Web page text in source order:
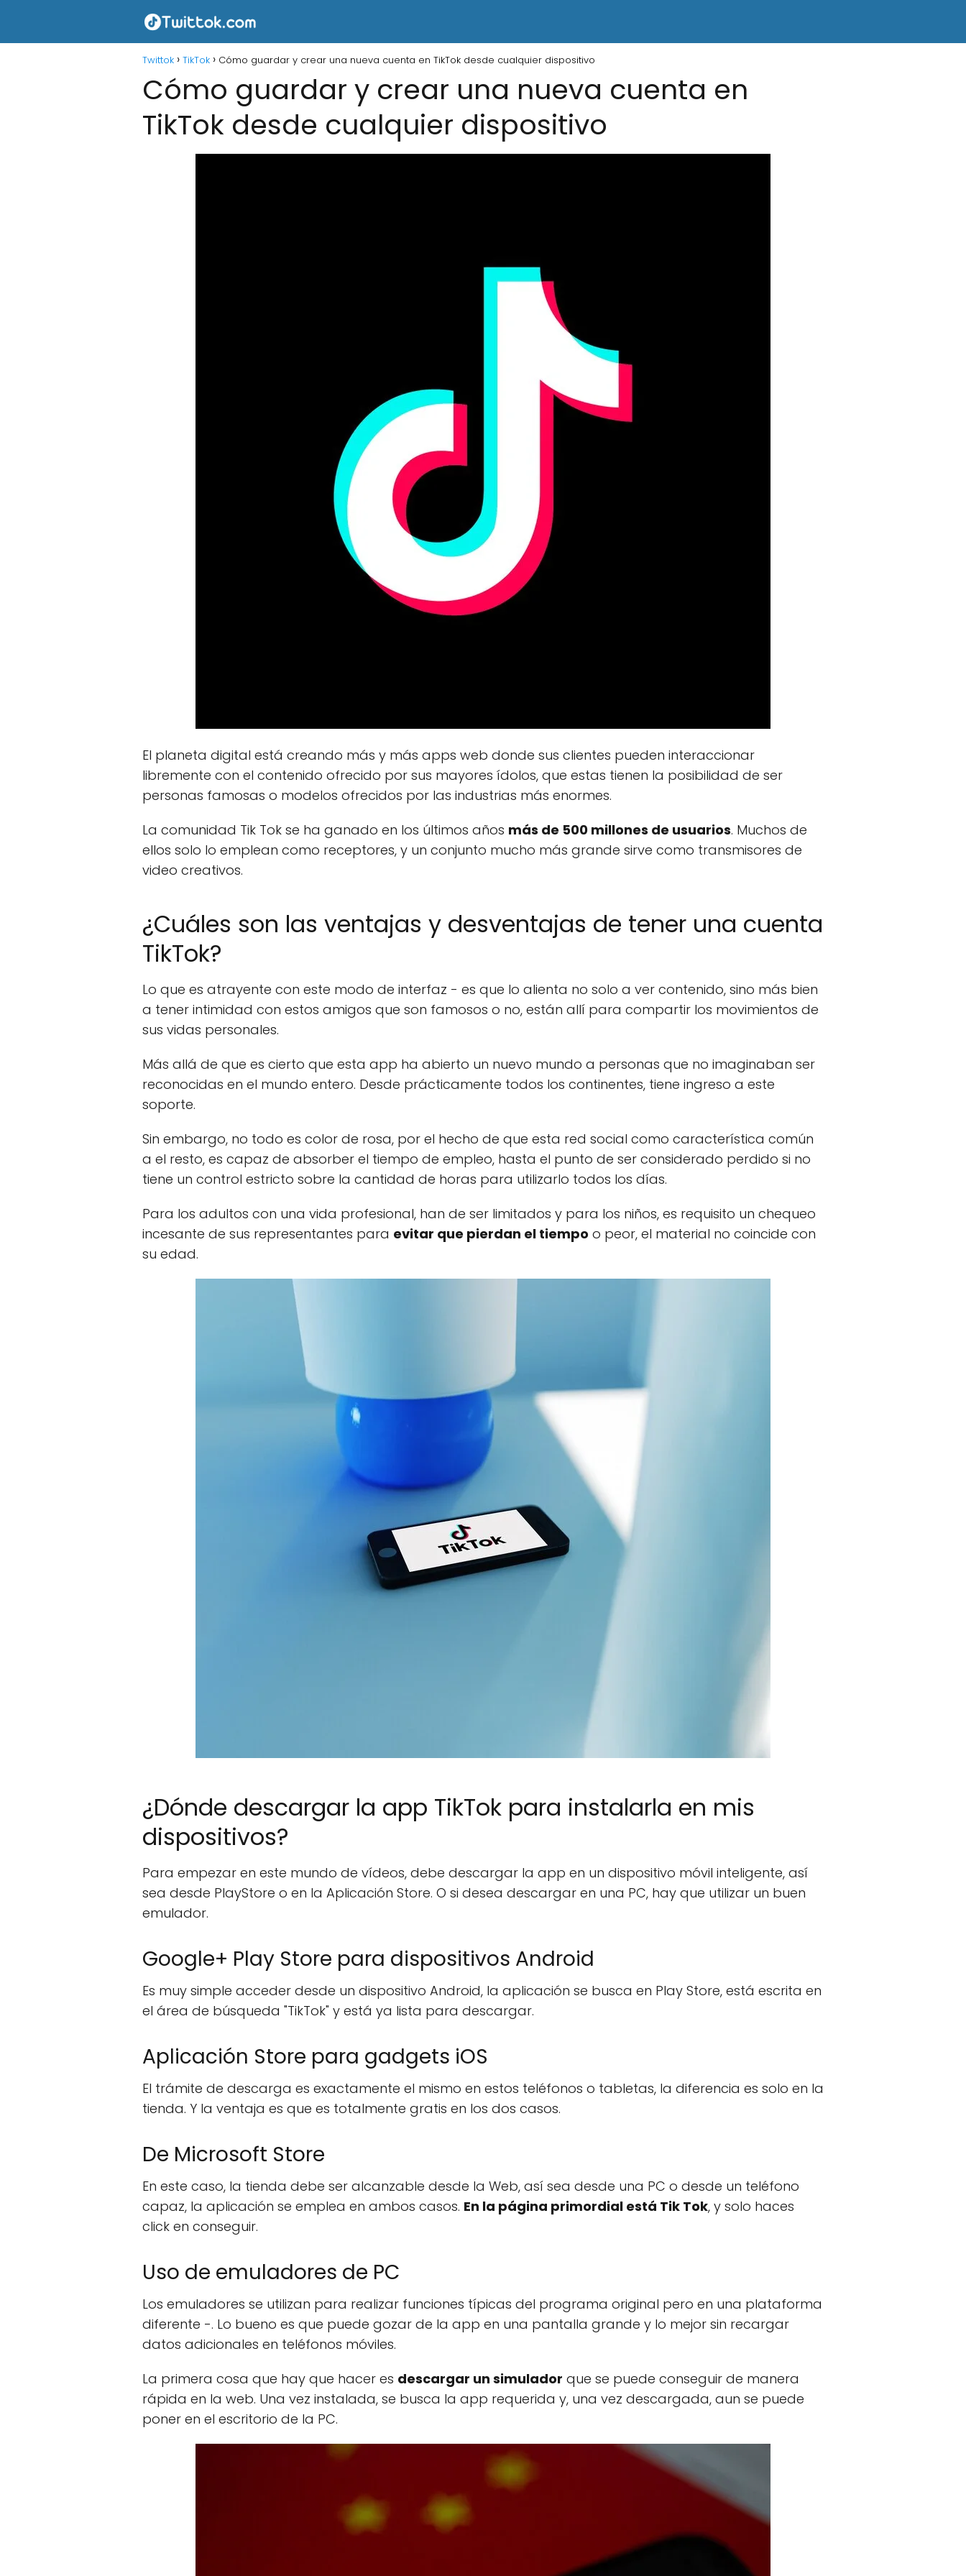
Twittok TikTok Cómo guardar y crear una nueva cuenta en TikTok desde cualquier dispositivo
Cómo guardar y crear una nueva cuenta en
TikTok desde cualquier dispositivo
El planeta digital está creando más y más apps web donde sus clientes pueden interaccionar
libremente con el contenido ofrecido por sus mayores ídolos, que estas tienen la posibilidad de ser
personas famosas o modelos ofrecidos por las industrias más enormes.
La comunidad Tik Tok se ha ganado en los últimos años más de 500 millones de usuarios. Muchos de
ellos solo lo emplean como receptores, y un conjunto mucho más grande sirve como transmisores de
video creativos.
¿Cuáles son las ventajas y desventajas de tener una cuenta
TikTok?
Lo que es atrayente con este modo de interfaz - es que lo alienta no solo a ver contenido, sino más bien
a tener intimidad con estos amigos que son famosos o no, están allí para compartir los movimientos de
sus vidas personales.
Más allá de que es cierto que esta app ha abierto un nuevo mundo a personas que no imaginaban ser
reconocidas en el mundo entero. Desde prácticamente todos los continentes, tiene ingreso a este
soporte.
Sin embargo, no todo es color de rosa, por el hecho de que esta red social como característica común
a el resto, es capaz de absorber el tiempo de empleo, hasta el punto de ser considerado perdido si no
tiene un control estricto sobre la cantidad de horas para utilizarlo todos los días.
Para los adultos con una vida profesional, han de ser limitados y para los niños, es requisito un chequeo
incesante de sus representantes para evitar que pierdan el tiempo o peor, el material no coincide con
su edad.
¿Dónde descargar la app TikTok para instalarla en mis
dispositivos?
Para empezar en este mundo de vídeos, debe descargar la app en un dispositivo móvil inteligente, así
sea desde PlayStore o en la Aplicación Store. O si desea descargar en una PC, hay que utilizar un buen
emulador.
Google+ Play Store para dispositivos Android
Es muy simple acceder desde un dispositivo Android, la aplicación se busca en Play Store, está escrita en
el área de búsqueda "TikTok" y está ya lista para descargar.
Aplicación Store para gadgets iOS
El trámite de descarga es exactamente el mismo en estos teléfonos o tabletas, la diferencia es solo en la
tienda. Y la ventaja es que es totalmente gratis en los dos casos.
De Microsoft Store
En este caso, la tienda debe ser alcanzable desde la Web, así sea desde una PC o desde un teléfono
capaz, la aplicación se emplea en ambos casos. En la página primordial está Tik Tok, y solo haces
click en conseguir.
Uso de emuladores de PC
Los emuladores se utilizan para realizar funciones típicas del programa original pero en una plataforma
diferente -. Lo bueno es que puede gozar de la app en una pantalla grande y lo mejor sin recargar
datos adicionales en teléfonos móviles.
La primera cosa que hay que hacer es descargar un simulador que se puede conseguir de manera
rápida en la web. Una vez instalada, se busca la app requerida y, una vez descargada, aun se puede
poner en el escritorio de la PC.